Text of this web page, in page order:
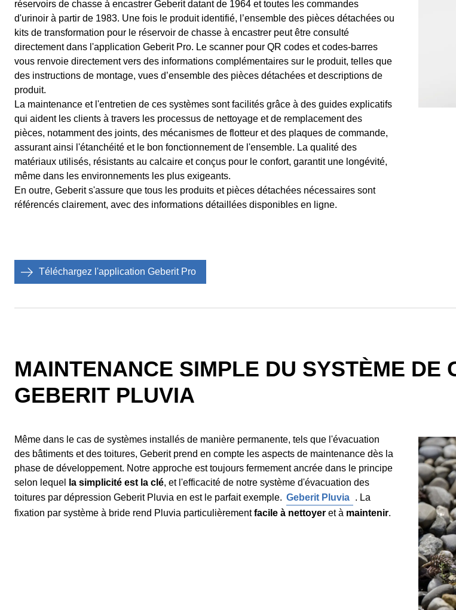
réservoirs de chasse à encastrer Geberit datant de 1964 et toutes les commandes
d'urinoir à partir de 1983. Une fois le produit identifié, l’ensemble des pièces détachées ou
kits de transformation pour le réservoir de chasse à encastrer peut être consulté
directement dans l'application Geberit Pro. Le scanner pour QR codes et codes-barres
vous renvoie directement vers des informations complémentaires sur le produit, telles que
des instructions de montage, vues d’ensemble des pièces détachées et descriptions de
produit.
La maintenance et l'entretien de ces systèmes sont facilités grâce à des guides explicatifs
qui aident les clients à travers les processus de nettoyage et de remplacement des
pièces, notamment des joints, des mécanismes de flotteur et des plaques de commande,
assurant ainsi l'étanchéité et le bon fonctionnement de l'ensemble. La qualité des
matériaux utilisés, résistants au calcaire et conçus pour le confort, garantit une longévité,
même dans les environnements les plus exigeants.
En outre, Geberit s'assure que tous les produits et pièces détachées nécessaires sont
référencés clairement, avec des informations détaillées disponibles en ligne.
Téléchargez l'application Geberit Pro
MAINTENANCE SIMPLE DU SYSTÈME DE
GEBERIT PLUVIA
Même dans le cas de systèmes installés de manière permanente, tels que l'évacuation
des bâtiments et des toitures, Geberit prend en compte les aspects de maintenance dès la
phase de développement. Notre approche est toujours fermement ancrée dans le principe
selon lequel
la simplicité est la clé, et l'efficacité de notre système d'évacuation des
toitures par dépression Geberit Pluvia en est le parfait exemple. Geberit Pluvia . La
fixation par système à bride rend Pluvia particulièrementfacile à nettoyer et à maintenir.